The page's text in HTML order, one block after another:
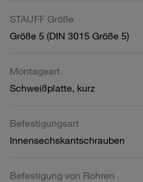
STAUFF Größe
Größe 5 (DIN 3015 Größe 5)
Montageart
Schweißplatte, kurz
Befestigungsart
Innensechskantschrauben
Befestigung von Rohren